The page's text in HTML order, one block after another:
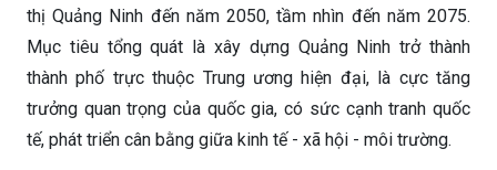
(PLVN) - Thủ tướng Chính phủ vừa ban hành Quyết định
số 606/QĐ-TTg phê duyệt Nhiệm vụ Quy hoạch chung đô
thị Quảng Ninh đến năm 2050, tầm nhìn đến năm 2075.
Mục tiêu tổng quát là xây dựng Quảng Ninh trở thành
thành phố trực thuộc Trung ương hiện đại, là cực tăng